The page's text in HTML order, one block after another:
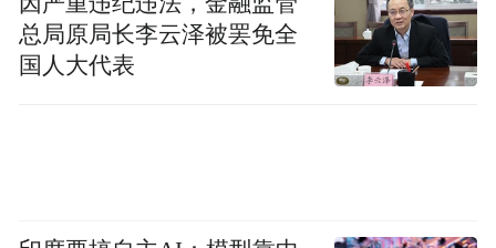
间森林民宿管家林慧军说。
总局原局长李云泽被罢免全
国人大代表